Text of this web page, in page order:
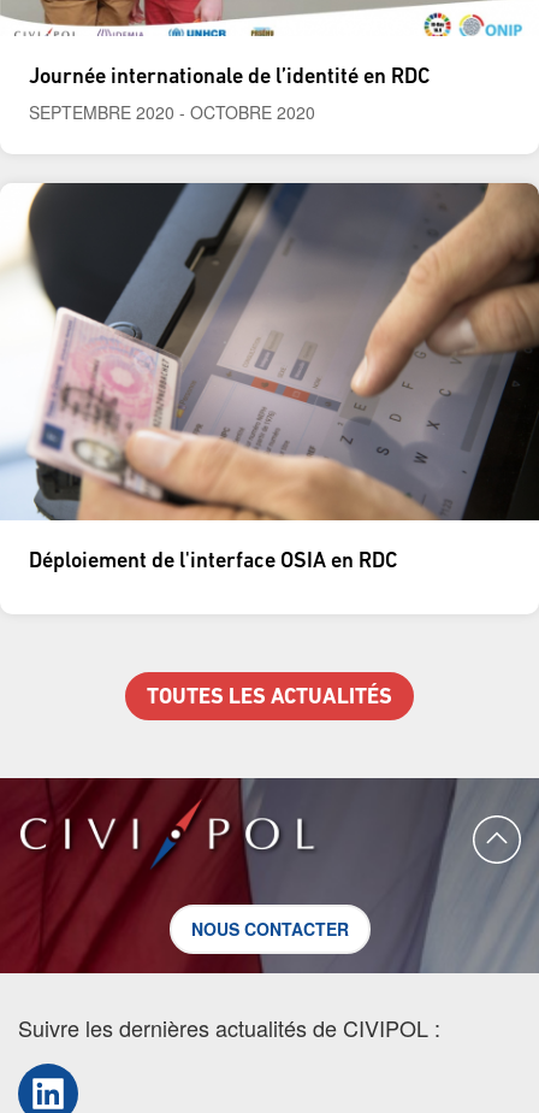
Journée internationale de l’identité en RDC
SEPTEMBRE 2020 - OCTOBRE 2020
Déploiement de l'interface OSIA en RDC
TOUTES LES ACTUALITÉS
NOUS CONTACTER
Suivre les dernières actualités de CIVIPOL :
LinkedIn